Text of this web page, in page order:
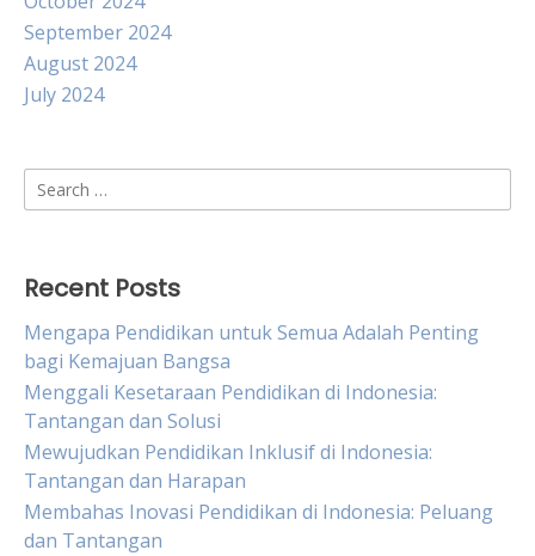
September 2024
August 2024
July 2024
Search
for:
Recent Posts
Mengapa Pendidikan untuk Semua Adalah Penting
bagi Kemajuan Bangsa
Menggali Kesetaraan Pendidikan di Indonesia:
Tantangan dan Solusi
Mewujudkan Pendidikan Inklusif di Indonesia:
Tantangan dan Harapan
Membahas Inovasi Pendidikan di Indonesia: Peluang
dan Tantangan